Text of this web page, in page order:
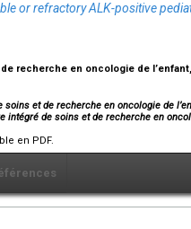
or refractoryALK-positive
recherche en oncologie de
et de recherche en oncologie de
intégré de soins et de recherche en
en PDF.